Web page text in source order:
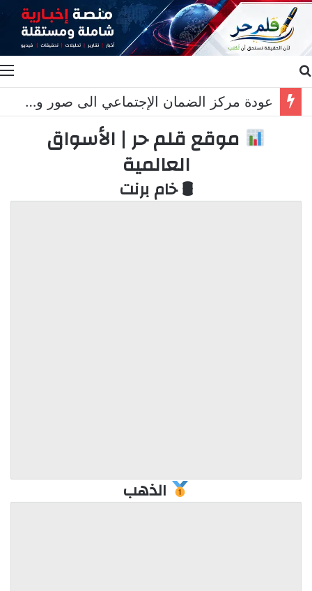
عودة مركز الضمان الإجتماعي الى صور وخريس المناطق التجريبية مزحة
موقع قلم حر | الأسواق
العالمية
🛢 خام برنت
الذهب